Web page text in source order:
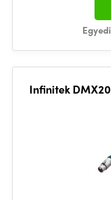
Infinitek